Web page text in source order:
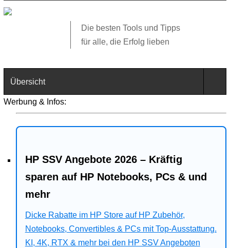
Die besten Tools und Tipps
für alle, die Erfolg lieben
Übersicht
Technik
Web
Business
Angebote
Bitdefender
Werbung & Infos:
HP SSV Angebote 2026 – Kräftig
sparen auf HP Notebooks, PCs & und
mehr
Dicke Rabatte im HP Store auf HP Zubehör,
Notebooks, Convertibles & PCs mit Top-Ausstattung.
KI, 4K, RTX & mehr bei den HP SSV Angeboten